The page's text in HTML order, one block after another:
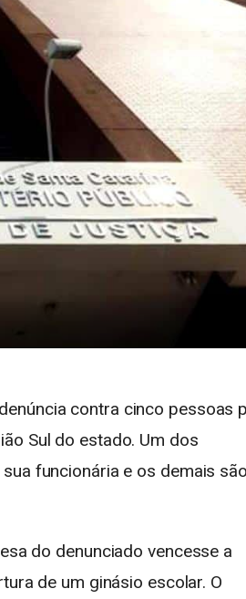
contra cinco pessoas
Sul do estado. Um dos
funcionária e os demais
do denunciado vencesse a
de um ginásio escolar. O